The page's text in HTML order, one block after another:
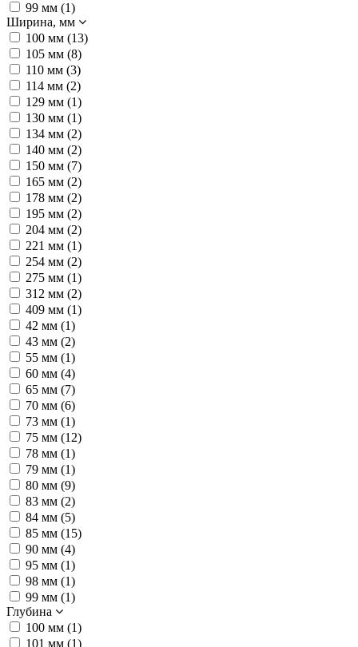
99 мм (1)
Ширина, мм
100 мм (13)
105 мм (8)
110 мм (3)
114 мм (2)
129 мм (1)
130 мм (1)
134 мм (2)
140 мм (2)
150 мм (7)
165 мм (2)
178 мм (2)
195 мм (2)
204 мм (2)
221 мм (1)
254 мм (2)
275 мм (1)
312 мм (2)
409 мм (1)
42 мм (1)
43 мм (2)
55 мм (1)
60 мм (4)
65 мм (7)
70 мм (6)
73 мм (1)
75 мм (12)
78 мм (1)
79 мм (1)
80 мм (9)
83 мм (2)
84 мм (5)
85 мм (15)
90 мм (4)
95 мм (1)
98 мм (1)
99 мм (1)
Глубина
100 мм (1)
101 мм (1)